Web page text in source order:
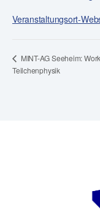
Veranstaltungsort-
MINT-AG Seeheim:
Teilchenphysik